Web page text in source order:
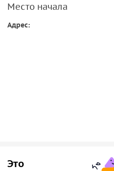
Место начала
Адрес:
Это